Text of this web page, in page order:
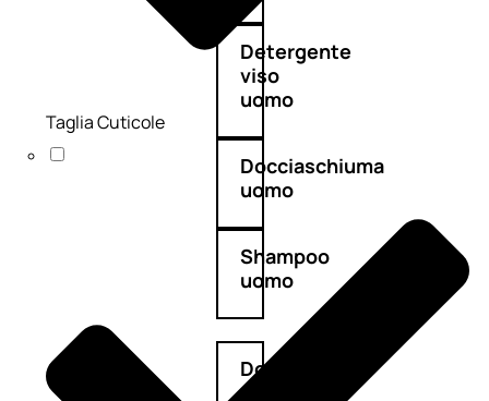
Detergente
viso
uomo
Docciaschiuma
uomo
Shampoo
uomo
Dopobarba
Taglia Cuticole